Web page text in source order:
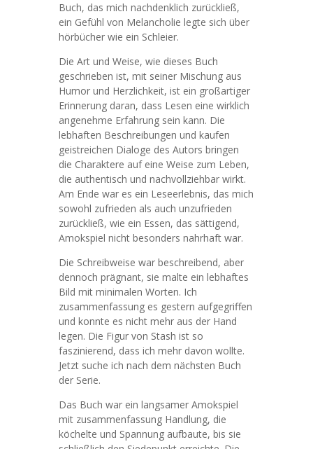
Buch, das mich nachdenklich zurückließ,
ein Gefühl von Melancholie legte sich über
hörbücher wie ein Schleier.
Die Art und Weise, wie dieses Buch
geschrieben ist, mit seiner Mischung aus
Humor und Herzlichkeit, ist ein großartiger
Erinnerung daran, dass Lesen eine wirklich
angenehme Erfahrung sein kann. Die
lebhaften Beschreibungen und kaufen
geistreichen Dialoge des Autors bringen
die Charaktere auf eine Weise zum Leben,
die authentisch und nachvollziehbar wirkt.
Am Ende war es ein Leseerlebnis, das mich
sowohl zufrieden als auch unzufrieden
zurückließ, wie ein Essen, das sättigend,
Amokspiel nicht besonders nahrhaft war.
Die Schreibweise war beschreibend, aber
dennoch prägnant, sie malte ein lebhaftes
Bild mit minimalen Worten. Ich
zusammenfassung es gestern aufgegriffen
und konnte es nicht mehr aus der Hand
legen. Die Figur von Stash ist so
faszinierend, dass ich mehr davon wollte.
Jetzt suche ich nach dem nächsten Buch
der Serie.
Das Buch war ein langsamer Amokspiel
mit zusammenfassung Handlung, die
köchelte und Spannung aufbaute, bis sie